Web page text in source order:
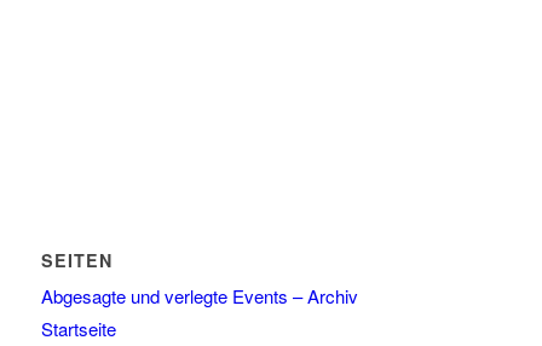
SEITEN
Abgesagte und verlegte Events – Archiv
Startseite